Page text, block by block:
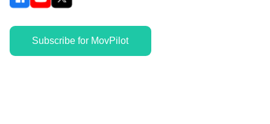
Subscribe for MovPilot